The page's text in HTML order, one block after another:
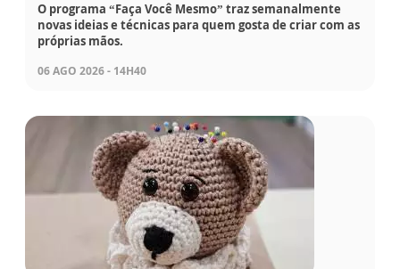
O programa “Faça Você Mesmo” traz semanalmente
novas ideias e técnicas para quem gosta de criar com as
próprias mãos.
06 AGO 2026 - 14H40